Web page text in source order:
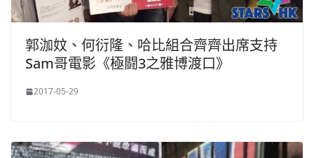
郭泇妏、何衍隆、哈比組合齊齊出席支持
Sam哥電影《極闘3之雅博渡口》
2017-05-29